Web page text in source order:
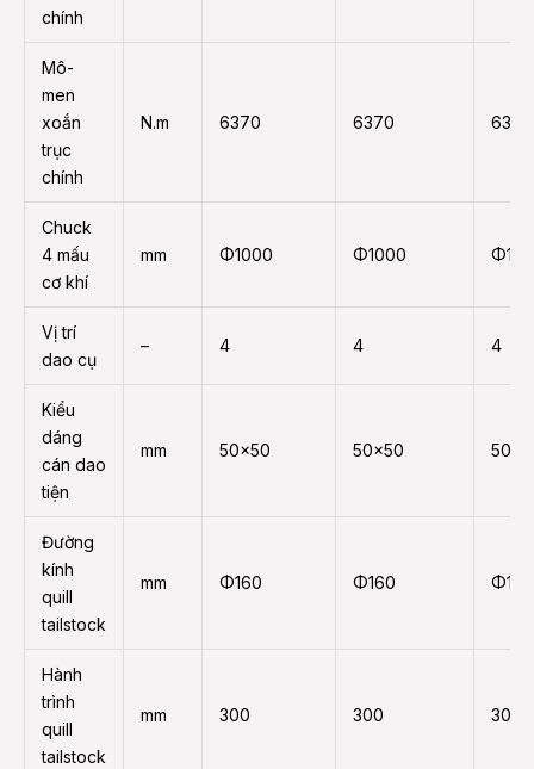
chính
Mô-
men
xoắn
trục
chính
N.m 6370 6370 6370
Chuck
4 mấu
cơ khí
mm Φ1000 Φ1000
Vị trí
dao cụ
– 4 4 4
Kiểu
dáng
cán dao
tiện
mm 50×50 50×50
Đường
kính
quill
tailstock
mm Φ160 Φ160 Φ160
Hành
trình
quill
tailstock
mm 300 300 300